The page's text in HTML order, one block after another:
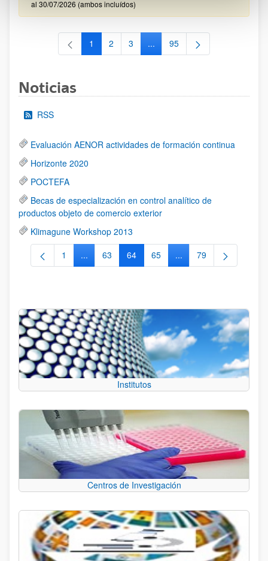
al 30/07/2026 (ambos incluídos)
Página
1 Página
2 Página
3 ...Páginas intermedias Use TAB
Página
95
Noticias
RSS
Evaluación AENOR actividades de formación continua
Horizonte 2020
POCTEFA
Becas de especialización en control analítico de
productos objeto de comercio exterior
Klimagune Workshop 2013
Página
1 ...Páginas intermedias Use TAB para desplazarse.
Página
63 Página
64 Página
65 ...Páginas intermedias
Página
79
Institutos
Centros de Investigación